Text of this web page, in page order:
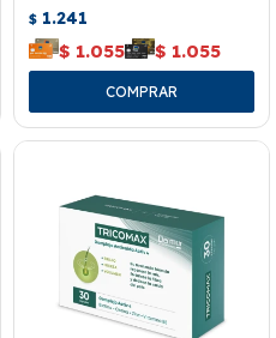
$ 1.241
$ 1.055 $ 1.055